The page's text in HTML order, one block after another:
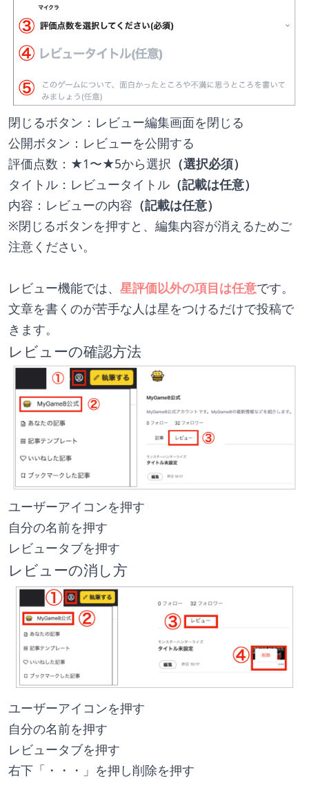
閉じるボタン：レビュー編集画面を閉じる
公開ボタン：レビューを公開する
評価点数：★1〜★5から選択 （選択必須）
タイトル：レビュータイトル （記載は任意）
内容：レビューの内容 （記載は任意）
※閉じるボタンを押すと、編集内容が消えるためご
注意ください。
レビュー機能では、 星評価以外の項目は任意です。
文章を書くのが苦手な人は星をつけるだけで投稿で
きます。
レビューの確認方法
ユーザーアイコンを押す
自分の名前を押す
レビュータブを押す
レビューの消し方
ユーザーアイコンを押す
自分の名前を押す
レビュータブを押す
右下「・・・」を押し削除を押す